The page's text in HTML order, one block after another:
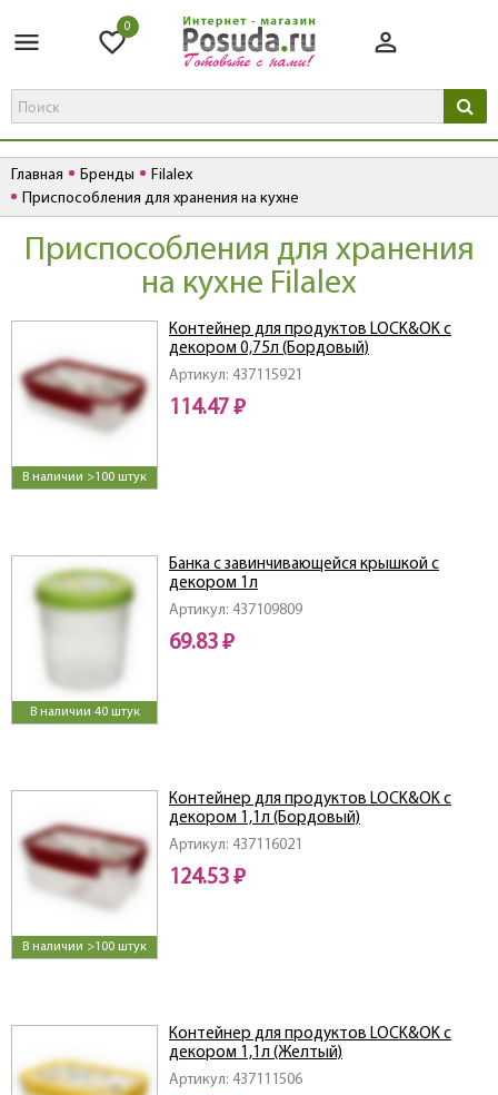
0
Главная Бренды
Filalex
Приспособления для хранения на кухне
Приспособления для хранения
на кухне Filalex
В наличии >100 штук
Артикул: 437115921
Контейнер для продуктов LOCK&OK с
декором 0,75л (Бордовый)
114.47 ₽
В наличии 40 штук
Артикул: 437109809
Банка с завинчивающейся крышкой с
декором 1л
69.83 ₽
В наличии >100 штук
Артикул: 437116021
Контейнер для продуктов LOCK&OK с
декором 1,1л (Бордовый)
124.53 ₽
Артикул: 437111506
Контейнер для продуктов LOCK&OK с
декором 1,1л (Желтый)